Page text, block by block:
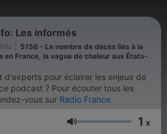
Les informés
5156 - Le nombre de décès liés à la
en France, la vague de chaleur aux États-
du vendredi 03 juillet 2026
d'experts pour éclairer les enjeux de
vous sur Radio France.
Głośność 1 x